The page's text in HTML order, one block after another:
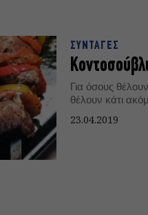
ΣΥΝΤΑΓΕΣ
Για όσους
θέλουν κάτι
23.04.2019